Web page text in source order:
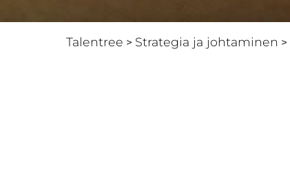
Talentree > Strategia ja johtaminen >